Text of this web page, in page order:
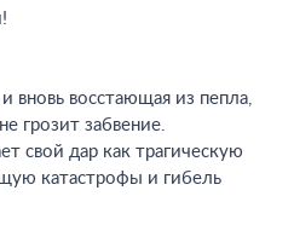
вновь восстающая из пепла,
грозит забвение.
свой дар как трагическую
катастрофы и гибель